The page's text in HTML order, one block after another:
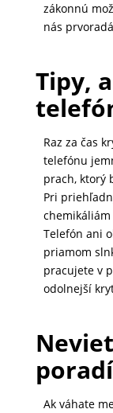
zákonnú
nás
Tipy,
Raz za čas
telefónu
prach, ktorý
Pri
Telefón ani
priamom
pracujete v
odolnejší
Ak váhate